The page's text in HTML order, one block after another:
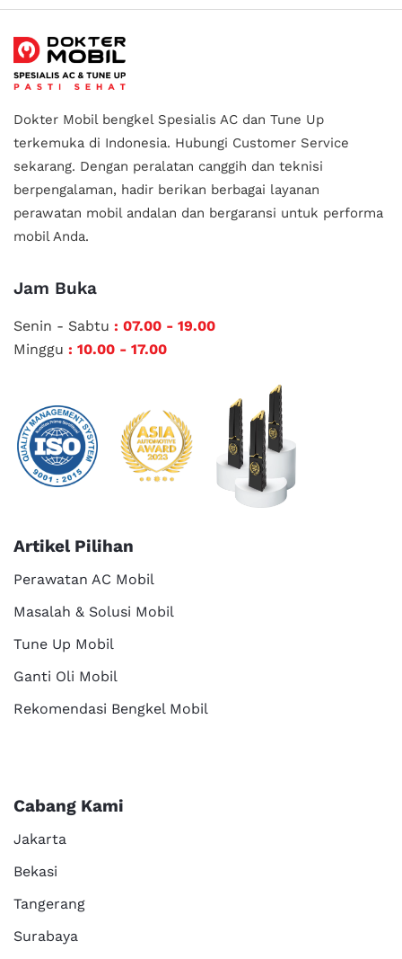
Dokter Mobil bengkel Spesialis AC dan Tune Up
terkemuka di Indonesia. Hubungi Customer Service
sekarang. Dengan peralatan canggih dan teknisi
berpengalaman, hadir berikan berbagai layanan
perawatan mobil andalan dan bergaransi untuk performa
mobil Anda.
Jam Buka
Senin - Sabtu : 07.00 - 19.00
Minggu : 10.00 - 17.00
Artikel Pilihan
Perawatan AC Mobil
Masalah & Solusi Mobil
Tune Up Mobil
Ganti Oli Mobil
Rekomendasi Bengkel Mobil
Cabang Kami
Jakarta
Bekasi
Tangerang
Surabaya